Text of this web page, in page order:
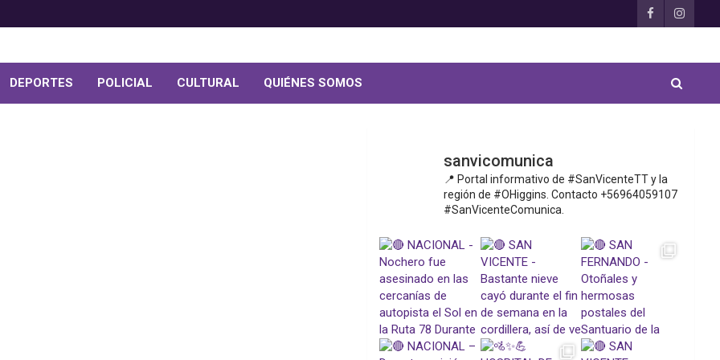
DEPORTES POLICIAL CULTURAL QUIÉNES SOMOS
sanvicomunica
📍 Portal informativo de #SanVicenteTT y la
región de #OHiggins. Contacto +56964059107
#SanVicenteComunica.